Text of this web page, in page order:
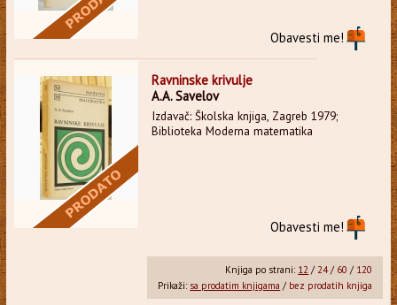
Obavesti me!
Ravninske krivulje
A.A. Savelov
Izdavač: Školska knjiga, Zagreb 1979;
Biblioteka Moderna matematika
Obavesti me!
Knjiga po strani: 12 /24/ 60 / 120
Prikaži: sa prodatim knjigama / bez prodatih knjiga